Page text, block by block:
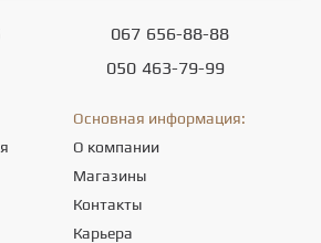
067 656-88-88
050 463-79-99
Основная информация:
О компании
Магазины
Контакты
Карьера